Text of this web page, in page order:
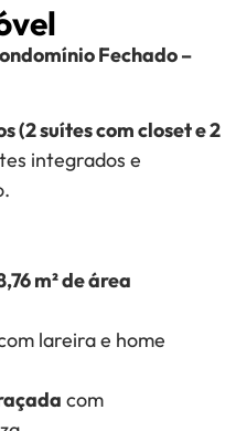
Fechado –
(2 suítes com closet e 2
integrados e
m² de área
lareira e home
com